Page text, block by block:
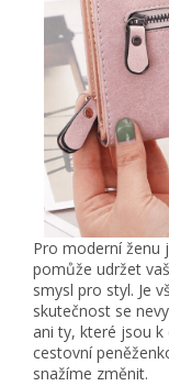
Pro moderní ženu
pomůže udržet
smysl pro styl. Je
skutečnost se
ani ty, které jsou k
cestovní
snažíme změnit.